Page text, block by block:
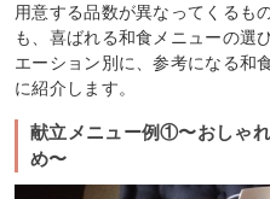
用意する品数が異なってくるも
も、喜ばれる和食メニューの選
エーション別に、参考になる和
に紹介します。
献立メニュー例①〜おしゃ
め〜